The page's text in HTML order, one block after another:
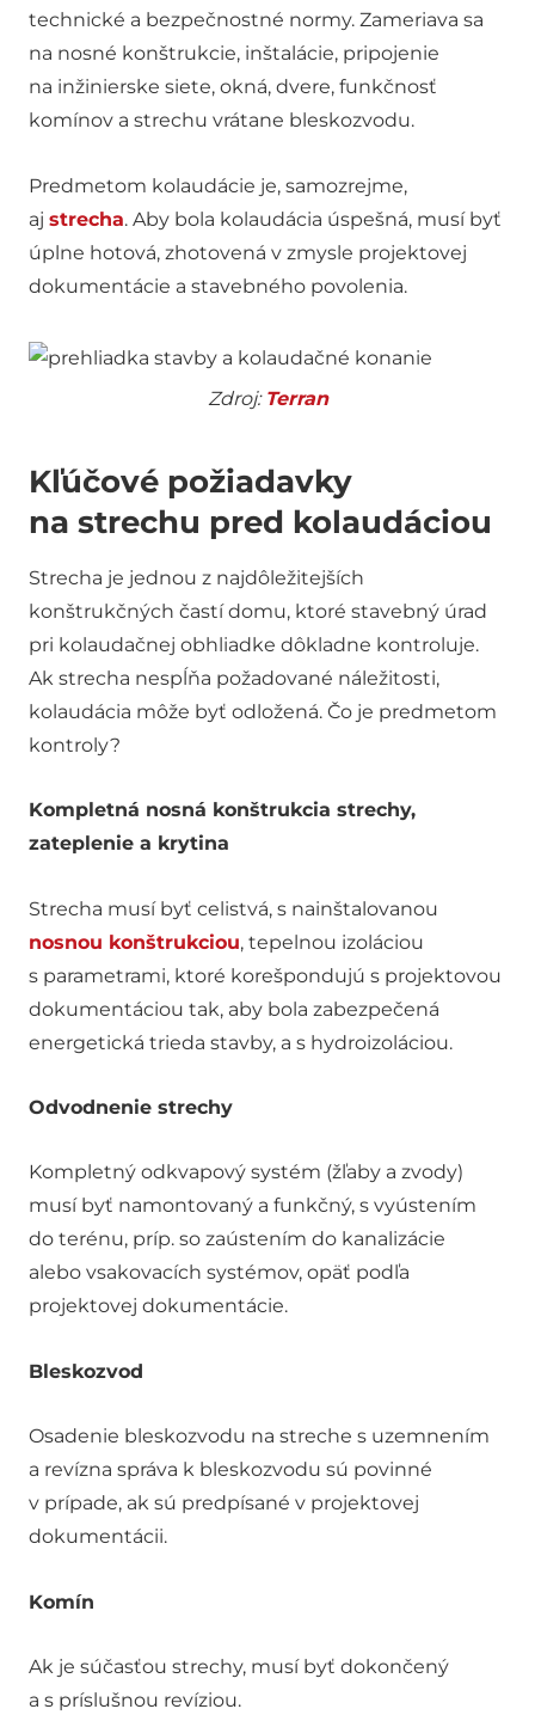
technické a bezpečnostné normy. Zameriava sa
na nosné konštrukcie, inštalácie, pripojenie
na inžinierske siete, okná, dvere, funkčnosť
komínov a strechu vrátane bleskozvodu.
Predmetom kolaudácie je, samozrejme,
aj strecha. Aby bola kolaudácia úspešná, musí byť
úplne hotová, zhotovená v zmysle projektovej
dokumentácie a stavebného povolenia.
Zdroj: Terran
Kľúčové požiadavky
na strechu pred kolaudáciou
Strecha je jednou z najdôležitejších
konštrukčných častí domu, ktoré stavebný úrad
pri kolaudačnej obhliadke dôkladne kontroluje.
Ak strecha nespĺňa požadované náležitosti,
kolaudácia môže byť odložená. Čo je predmetom
kontroly?
Kompletná nosná konštrukcia strechy,
zateplenie a krytina
Strecha musí byť celistvá, s nainštalovanou
nosnou konštrukciou, tepelnou izoláciou
s parametrami, ktoré korešpondujú s projektovou
dokumentáciou tak, aby bola zabezpečená
energetická trieda stavby, a s hydroizoláciou.
Odvodnenie strechy
Kompletný odkvapový systém (žľaby a zvody)
musí byť namontovaný a funkčný, s vyústením
do terénu, príp. so zaústením do kanalizácie
alebo vsakovacích systémov, opäť podľa
projektovej dokumentácie.
Bleskozvod
Osadenie bleskozvodu na streche s uzemnením
a revízna správa k bleskozvodu sú povinné
v prípade, ak sú predpísané v projektovej
dokumentácii.
Komín
Ak je súčasťou strechy, musí byť dokončený
a s príslušnou revíziou.